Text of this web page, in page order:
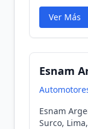
Ver Más
Esnam
Esnam
Surco,